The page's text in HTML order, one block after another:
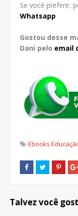
Se você preferir,
Whatsapp
Gostou desse
Dani pelo email
Ebooks
Talvez você